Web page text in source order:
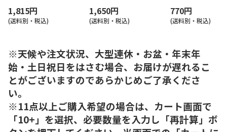
1,815円
(送料別・税込)
1,650円
(送料別・税込)
770円
(送料別・税込)
※天候や注文状況、大型連休・お盆・年末年
始・土日祝日をはさむ場合、お届けが遅れるこ
とがございますのであらかじめご了承くださ
い。
※11点以上ご購入希望の場合は、カート画面で
「10+」を選択、必要数量を入力し「再計算」ボ